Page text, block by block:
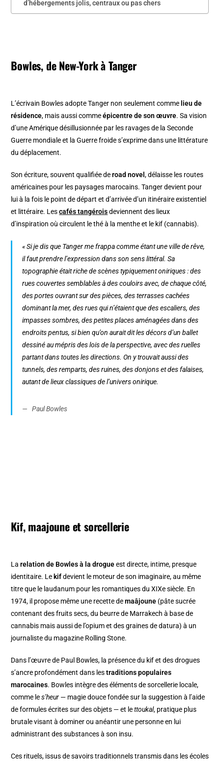
d’hébergements jolis, centraux ou pas chers
Bowles, de New-York à Tanger
L’écrivain Bowles adopte Tanger non seulement comme lieu de
résidence, mais aussi commeépicentre de son œuvre. Sa vision
d’une Amérique désillusionnée par les ravages de la Seconde
Guerre mondiale et la Guerre froide s’exprime dans une littérature
du déplacement.
Son écriture, souvent qualifiée deroad novel, délaisse les routes
américaines pour les paysages marocains. Tanger devient pour
lui à la fois le point de départ et d’arrivée d’un itinéraire existentiel
et littéraire. Lescafés tangéroisdeviennent des lieux
d’inspiration où circulent le thé à la menthe et le kif (cannabis).
« Si je dis que Tanger me frappa comme étant une ville de rêve,
il faut prendre l’expression dans son sens littéral. Sa
topographie était riche de scènes typiquement oniriques : des
rues couvertes semblables à des couloirs avec, de chaque côté,
des portes ouvrant sur des pièces, des terrasses cachées
dominant la mer, des rues qui n’étaient que des escaliers, des
impasses sombres, des petites places aménagées dans des
endroits pentus, si bien qu’on aurait dit les décors d’un ballet
dessiné au mépris des lois de la perspective, avec des ruelles
partant dans toutes les directions. On y trouvait aussi des
tunnels, des remparts, des ruines, des donjons et des falaises,
autant de lieux classiques de l’univers onirique.
Paul Bowles
Kif, maajoune et sorcellerie
Larelation de Bowles à la drogueest directe, intime, presque
identitaire. Le kifdevient le moteur de son imaginaire, au même
titre que le laudanum pour les romantiques du XIXe siècle. En
1974, il propose même une recette demaâjoune (pâte sucrée
contenant des fruits secs, du beurre de Marrakech à base de
cannabis mais aussi de l’opium et des graines de datura) à un
journaliste du magazine Rolling Stone.
Dans l’œuvre de Paul Bowles, la présence du kif et des drogues
s’ancre profondément dans lestraditions populaires
marocaines. Bowles intègre des éléments de sorcellerie locale,
comme les’heur — magie douce fondée sur la suggestion à l’aide
de formules écrites sur des objets — et lettoukal, pratique plus
brutale visant à dominer ou anéantir une personne en lui
administrant des substances à son insu.
Ces rituels, issus de savoirs traditionnels transmis dans les écoles